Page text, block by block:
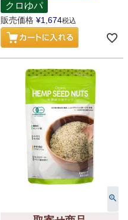
クロゆパ
販売価格 ¥1,674税込